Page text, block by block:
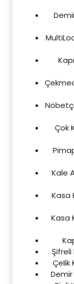
Nöbetçi
Çok
Kale
Kasa
Kasa
Şifreli
Çelik
Demir